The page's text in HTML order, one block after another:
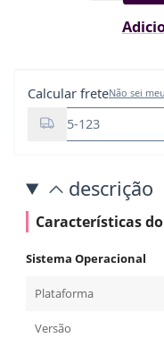
Calcular freteNão sei
descrição
Características
Sistema Operacional
Plataforma
Versão